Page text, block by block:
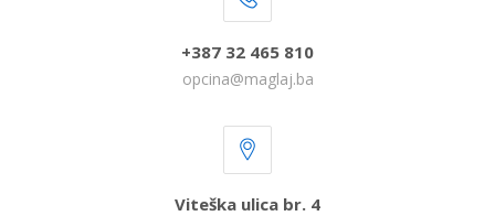
+387 32 465 810
opcina@maglaj.ba
Viteška ulica br. 4